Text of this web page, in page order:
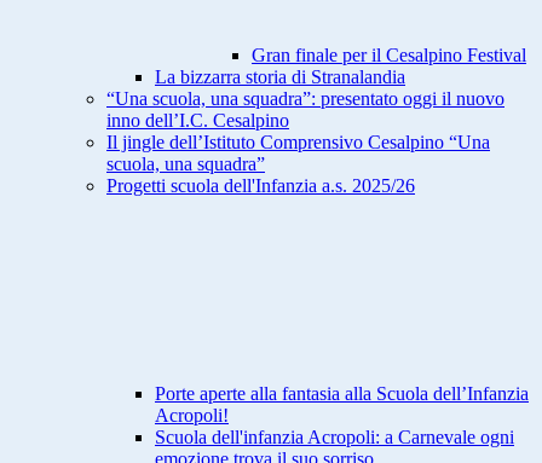
Gran finale per il Cesalpino Festival
La bizzarra storia di Stranalandia
“Una scuola, una squadra”: presentato oggi il nuovo
inno dell’I.C. Cesalpino
Il jingle dell’Istituto Comprensivo Cesalpino “Una
scuola, una squadra”
Progetti scuola dell'Infanzia a.s. 2025/26
Porte aperte alla fantasia alla Scuola dell’Infanzia
Acropoli!
Scuola dell'infanzia Acropoli: a Carnevale ogni